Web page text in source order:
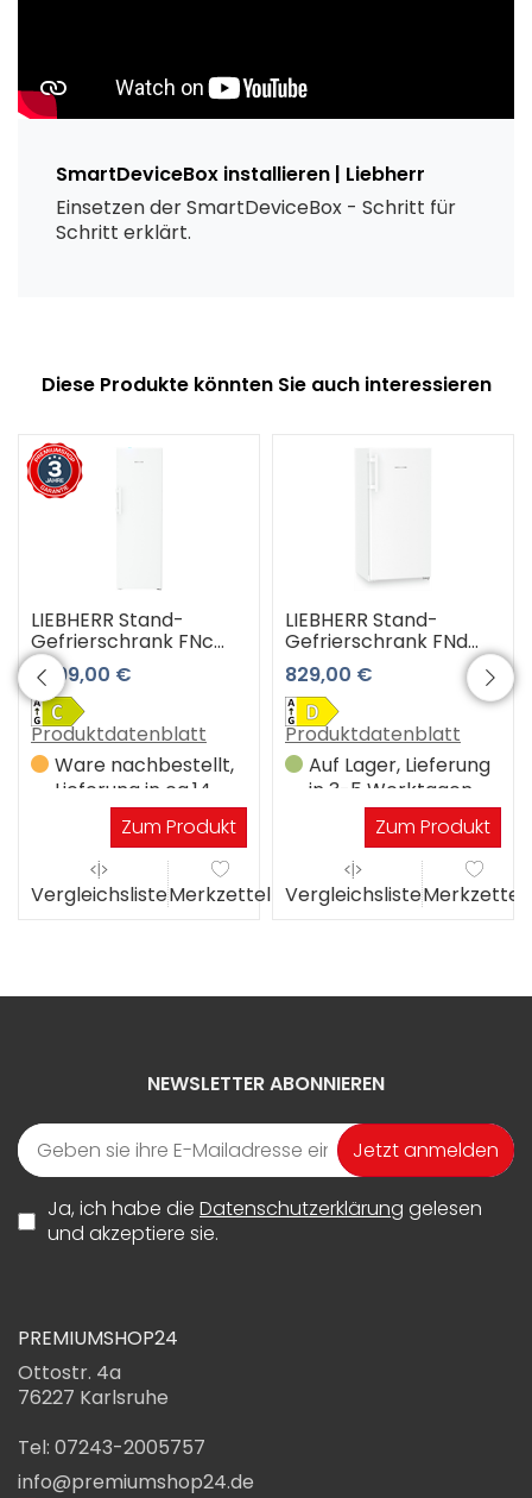
SmartDeviceBox installieren | Liebherr
Einsetzen der SmartDeviceBox - Schritt für
Schritt erklärt.
Diese Produkte könnten Sie auch interessieren
LIEBHERR Stand-
Gefrierschrank FNc
527i-22 3 Jahre
Premiumshop
Garantie
1.499,00 €
Produktdatenblatt
Ware nachbestellt,
Lieferung in ca.14
WerktagenZum Produkt
VergleichslisteMerkzettel
LIEBHERR Stand-
Gefrierschrank FNd
4234-20 Plus
829,00 €
Produktdatenblatt
Auf Lager, Lieferung
in 3-5 Werktagen
Zum Produkt
VergleichslisteMerkzettel
NEWSLETTER ABONNIEREN
Jetzt anmelden
Ja, ich habe die Datenschutzerklärung gelesen
und akzeptiere sie.
PREMIUMSHOP24
Ottostr. 4a
76227 Karlsruhe
Tel: 07243-2005757
info@premiumshop24.de